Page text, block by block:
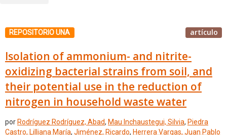
REPOSITORIO UNA artículo
Isolation of ammonium- and nitrite-
oxidizing bacterial strains from soil, and
their potential use in the reduction of
nitrogen in household waste water
por Rodríguez Rodríguez, Abad, Mau Inchaustegui, Silvia, Piedra
Castro, Lilliana María, Jiménez, Ricardo, Herrera Vargas, Juan Pablo